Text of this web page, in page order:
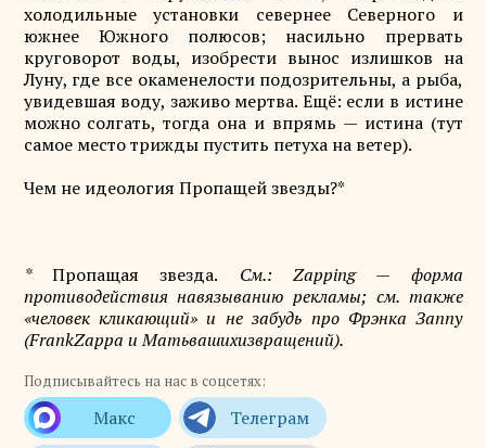
холодильные установки севернее Северного и
южнее Южного полюсов; насильно прервать
круговорот воды, изобрести вынос излишков на
Луну, где все окаменелости подозрительны, а рыба,
увидевшая воду, заживо мертва. Ещё: если в истине
можно солгать, тогда она и впрямь — истина (тут
самое место трижды пустить петуха на ветер).
Чем не идеология Пропащей звезды?*
*Пропащая звезда. См.: Zapping— форма
противодействия навязыванию рекламы; см. также
«человек кликающий» и не забудь про Фрэнка Заппу
(FrankZappa и Матьвашихизвращений).
Подписывайтесь на нас в соцсетях: